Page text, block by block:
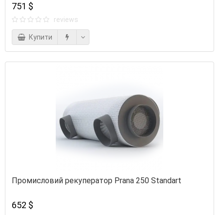
751 $
reviews
Купити
Промисловий рекуператор Prana 250 Standart
652 $